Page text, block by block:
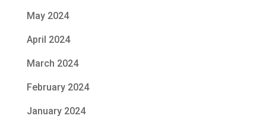
May 2024
April 2024
March 2024
February 2024
January 2024